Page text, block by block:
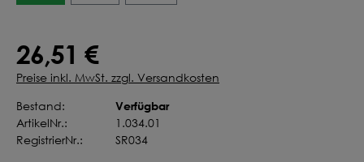
26,51 €
Preise inkl. MwSt. zzgl. Versandkosten
Bestand:
Verfügbar
ArtikelNr.:
1.034.01
RegistrierNr.:
SR034